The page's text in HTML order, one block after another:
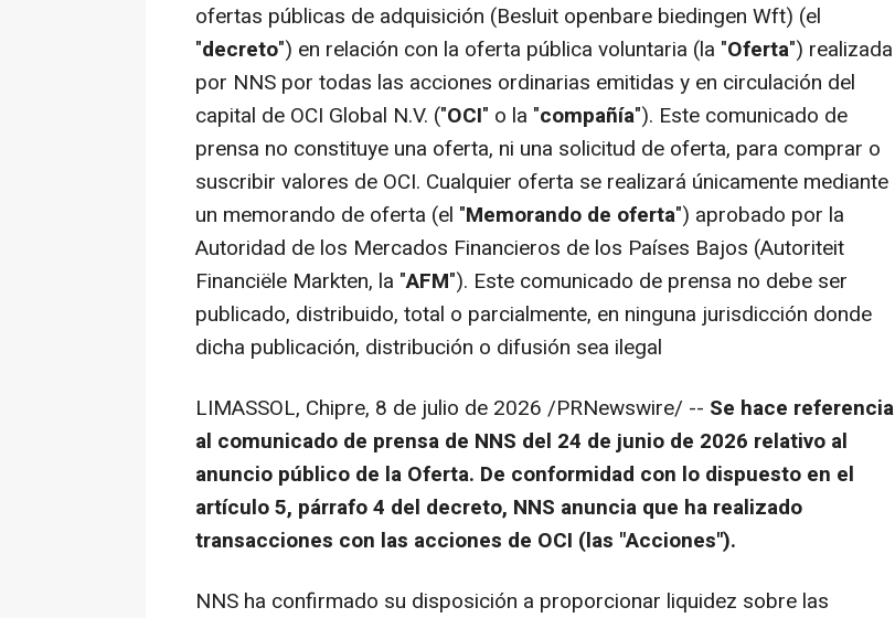
ofertas públicas de adquisición (Besluit openbare biedingen Wft) (el
"decreto") en relación con la oferta pública voluntaria (la "Oferta") realizada
por NNS por todas las acciones ordinarias emitidas y en circulación del
capital de OCI Global N.V. ("OCI" o la "compañía"). Este comunicado de
prensa no constituye una oferta, ni una solicitud de oferta, para comprar o
suscribir valores de OCI. Cualquier oferta se realizará únicamente mediante
un memorando de oferta (el "Memorando de oferta") aprobado por la
Autoridad de los Mercados Financieros de los Países Bajos (Autoriteit
Financiële Markten, la "AFM"). Este comunicado de prensa no debe ser
publicado, distribuido, total o parcialmente, en ninguna jurisdicción donde
dicha publicación, distribución o difusión sea ilegal
LIMASSOL, Chipre, 8 de julio de 2026 /PRNewswire/ -- Se hace referencia
al comunicado de prensa de NNS del 24 de junio de 2026 relativo al
anuncio público de la Oferta. De conformidad con lo dispuesto en el
artículo 5, párrafo 4 del decreto, NNS anuncia que ha realizado
transacciones con las acciones de OCI (las "Acciones").
NNS ha confirmado su disposición a proporcionar liquidez sobre las